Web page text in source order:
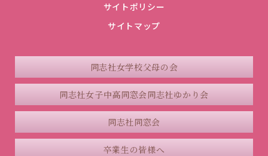
サイトポリシー
サイトマップ
同志社女学校父母の会
同志社女子中高同窓会同志社ゆかり会
同志社同窓会
卒業生の皆様へ